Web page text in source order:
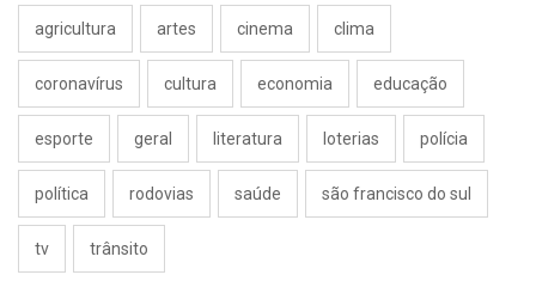
agricultura artes cinema clima
coronavírus cultura economia educação
esporte geral literatura loterias polícia
política rodovias saúde são francisco do sul
tv trânsito